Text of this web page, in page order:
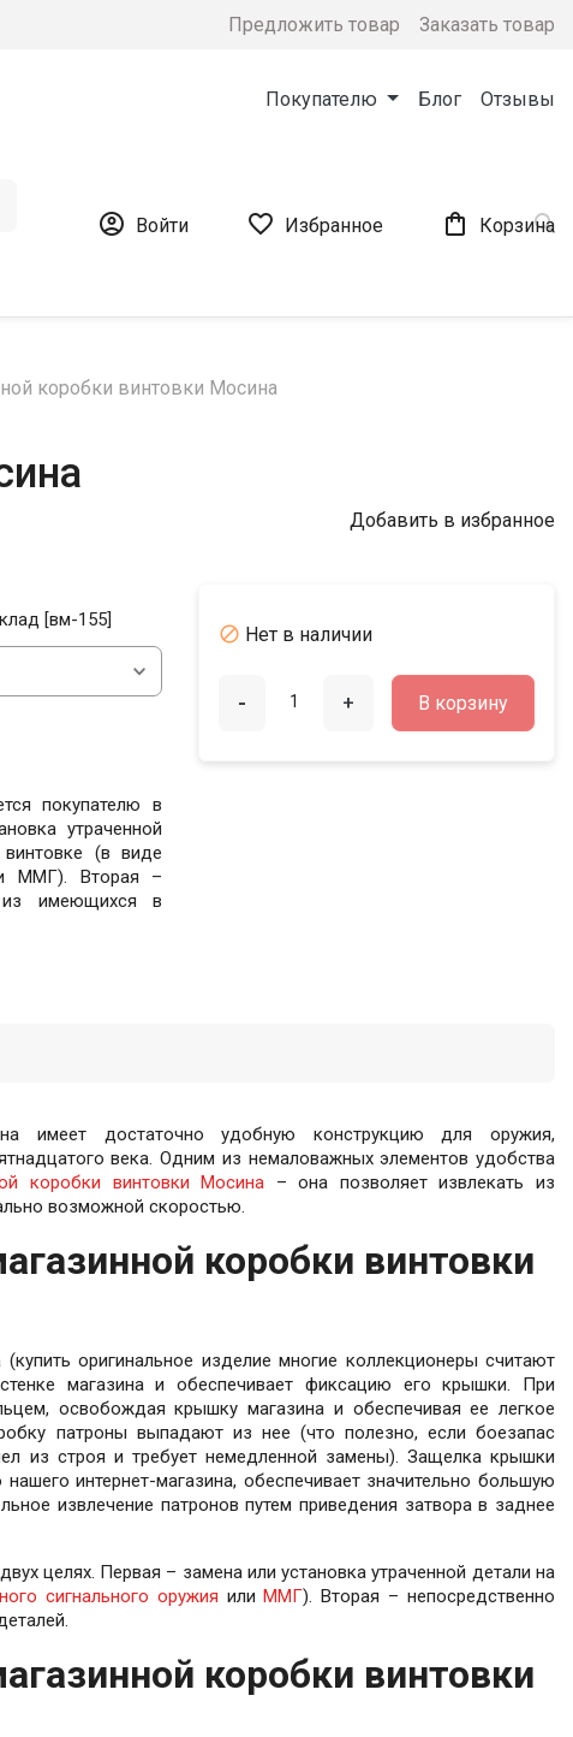
Предложить товар Заказать товар
Покупателю Блог Отзывы

 Войти  Избранное  Корзина
коробки винтовки Мосина
Добавить в избранное
[вм-155]
покупателю в
утраченной
(в виде
ММГ). Вторая –
из имеющихся в
 Нет в наличии
- + В корзину
5% 20 руб
Нашли дешевле?
Подробнее
5%
имеет достаточно удобную конструкцию для оружия,
века. Одним из немаловажных элементов удобства
коробки винтовки Мосина – она позволяет извлекать из
возможной скоростью.
коробки винтовки
оригинальное изделие многие коллекционеры считают
магазина и обеспечивает фиксацию его крышки. При
освобождая крышку магазина и обеспечивая ее легкое
патроны выпадают из нее (что полезно, если боезапас
из строя и требует немедленной замены). Защелка крышки
интернет-магазина, обеспечивает значительно большую
извлечение патронов путем приведения затвора в заднее
целях. Первая – замена или установка утраченной детали на
сигнального оружия илиММГ). Вторая – непосредственно
коробки винтовки